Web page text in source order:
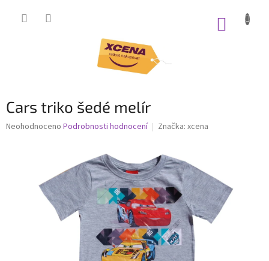
Cars triko šedé melír
Průměrné
Neohodnoceno Podrobnosti hodnocení Značka: xcena